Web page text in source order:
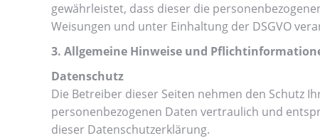
gewährleistet, dass dieser die
Weisungen und unter Einhaltung der DSGVO
3. Allgemeine Hinweise und
Datenschutz
Die Betreiber dieser Seiten nehmen den Schutz
personenbezogenen Daten vertraulich und
dieser Datenschutzerklärung.